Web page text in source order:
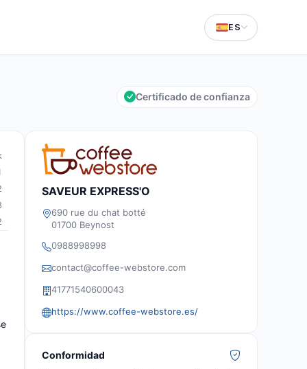
ES
Certificado de confianza
SAVEUR EXPRESS'O
690 rue du chat botté
01700 Beynost
0988998998
contact@coffee-webstore.com
41771540600043
https://www.coffee-webstore.es/
Conformidad